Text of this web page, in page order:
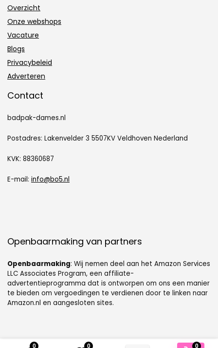
0 0 0
Overzicht
Onze webshops
Vacature
Blogs
Privacybeleid
Adverteren
Contact
badpak-dames.nl
Postadres: Lakenvelder 3 5507KV Veldhoven Nederland
KVK: 88360687
E-mail: info@bo5.nl
Openbaarmaking van partners
Openbaarmaking: Wij nemen deel aan het Amazon Services
LLC Associates Program, een affiliate-
advertentieprogramma dat is ontworpen om ons een manier
te bieden om vergoedingen te verdienen door te linken naar
Amazon.nl en aangesloten sites.